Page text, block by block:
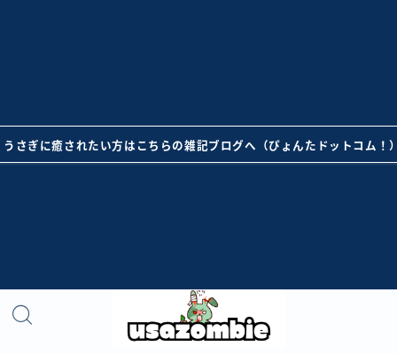
うさぎに癒されたい方はこちらの雑記ブログへ（ぴょんたドットコム！